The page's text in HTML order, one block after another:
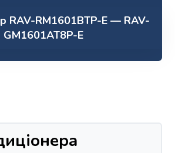
RAV-RM1601BTP-E — RAV-
GM1601AT8P-E